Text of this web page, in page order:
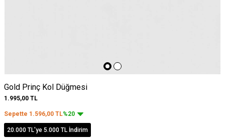
Gold Prinç Kol Düğmesi
1.995,00 TL
Sepette 1.596,00 TL%20
20.000 TL'ye 5.000 TL İndirim